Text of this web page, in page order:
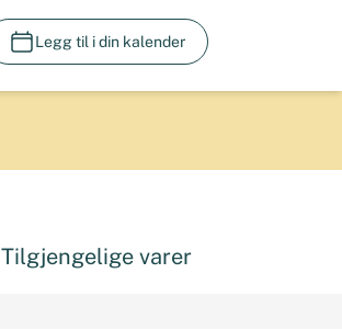
Legg til i din kalender
Tilgjengelige varer